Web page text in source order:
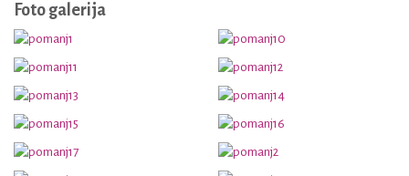
Foto galerija